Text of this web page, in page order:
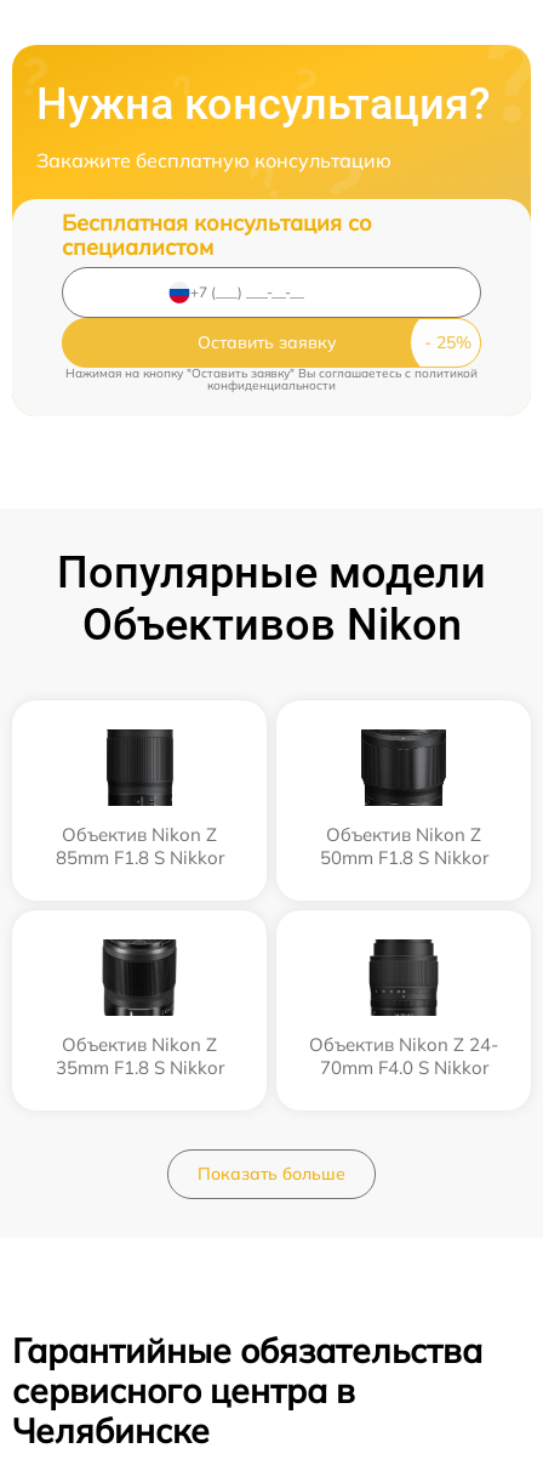
Нужна консультация?
Закажите бесплатную консультацию
Бесплатная консультация со
специалистом
Оставить заявку
Нажимая на кнопку "Оставить заявку" Вы соглашаетесь cполитикой
конфиденциальности
Популярные модели
Объективов Nikon
Объектив Nikon Z
85mm F1.8 S Nikkor
Объектив Nikon Z
50mm F1.8 S Nikkor
Объектив Nikon Z
35mm F1.8 S Nikkor
Объектив Nikon Z 24-
70mm F4.0 S Nikkor
Показать больше
Гарантийные обязательства
сервисного центра в
Челябинске